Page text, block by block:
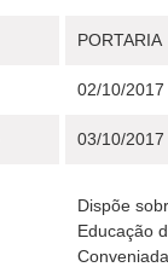
PORTARIA
02/10/2017
03/10/2017
Dispõe
Educação